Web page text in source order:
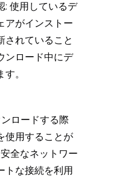
: 使用しているデ
アがインストー
されていること
ンロード中にデ
。
ロードする際
使用することが
全なネットワー
トな接続を利用